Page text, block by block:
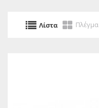
Λίστα Πλέγμα